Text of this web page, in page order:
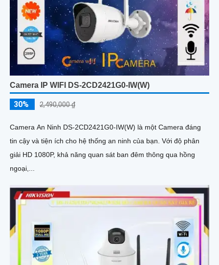
Camera IP WIFI DS-2CD2421G0-IW(W)
30% 2,490,000 ₫
Camera An Ninh DS-2CD2421G0-IW(W) là một Camera đáng
tin cậy và tiện ích cho hệ thống an ninh của bạn. Với độ phân
giải HD 1080P, khả năng quan sát ban đêm thông qua hồng
ngoại,...